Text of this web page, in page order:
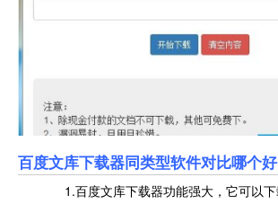
百度文库下载器同类型软件对比哪个好
1.百度文库下载器功能强大，它可以下